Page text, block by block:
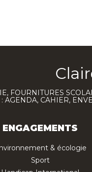
FOURNITURES
AGENDA, CAHIER,
ENGAGEMENTS
& écologie
Sport